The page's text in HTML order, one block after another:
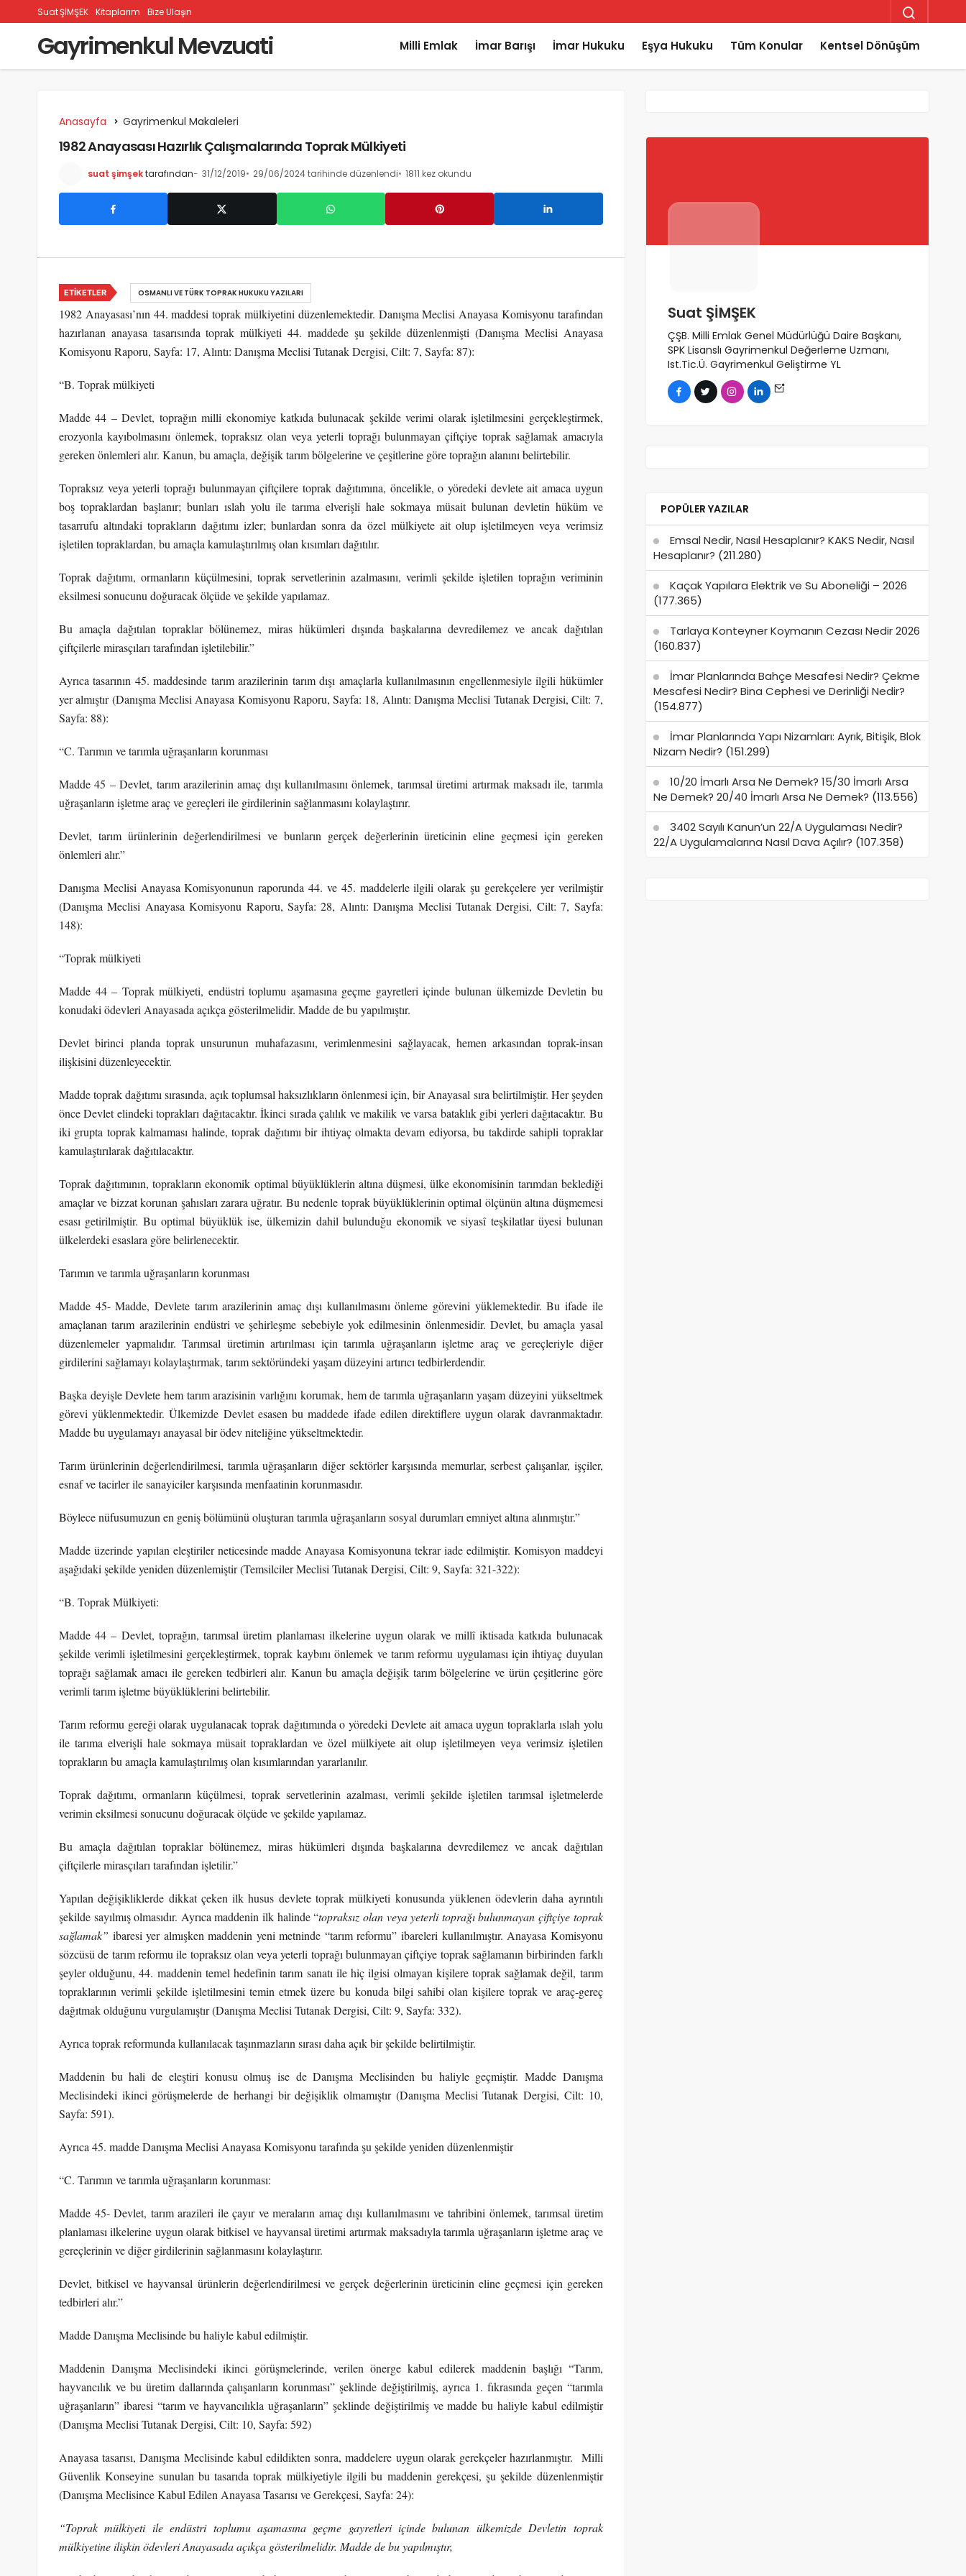
Suat ŞİMŞEK Kitaplarım Bize Ulaşın
Gayrimenkul Mevzuati Milli Emlak İmar Barışı İmar Hukuku Eşya Hukuku Tüm Konular Kentsel Dönüşüm
Anasayfa Gayrimenkul Makaleleri
1982 Anayasası Hazırlık Çalışmalarında Toprak Mülkiyeti
suat şimşektarafından 31/12/2019 29/06/2024 tarihinde düzenlendi 1811 kez okundu
1982 Anayasası’nın 44. maddesi toprak mülkiyetini düzenlemektedir. Danışma Meclisi Anayasa Komisyonu tarafından
hazırlanan anayasa tasarısında toprak mülkiyeti 44. maddede şu şekilde düzenlenmişti (Danışma Meclisi Anayasa
Komisyonu Raporu, Sayfa: 17, Alıntı: Danışma Meclisi Tutanak Dergisi, Cilt: 7, Sayfa: 87):
“B. Toprak mülkiyeti
Madde 44 – Devlet, toprağın milli ekonomiye katkıda bulunacak şekilde verimi olarak işletilmesini gerçekleştirmek,
erozyonla kayıbolmasını önlemek, topraksız olan veya yeterli toprağı bulunmayan çiftçiye toprak sağlamak amacıyla
gereken önlemleri alır. Kanun, bu amaçla, değişik tarım bölgelerine ve çeşitlerine göre toprağın alanını belirtebilir.
Topraksız veya yeterli toprağı bulunmayan çiftçilere toprak dağıtımına, öncelikle, o yöredeki devlete ait amaca uygun
boş topraklardan başlanır; bunları ıslah yolu ile tarıma elverişli hale sokmaya müsait bulunan devletin hüküm ve
tasarrufu altındaki toprakların dağıtımı izler; bunlardan sonra da özel mülkiyete ait olup işletilmeyen veya verimsiz
işletilen topraklardan, bu amaçla kamulaştırılmış olan kısımları dağıtılır.
Toprak dağıtımı, ormanların küçülmesini, toprak servetlerinin azalmasını, verimli şekilde işletilen toprağın veriminin
eksilmesi sonucunu doğuracak ölçüde ve şekilde yapılamaz.
Bu amaçla dağıtılan topraklar bölünemez, miras hükümleri dışında başkalarına devredilemez ve ancak dağıtılan
çiftçilerle mirasçıları tarafından işletilebilir.”
Ayrıca tasarının 45. maddesinde tarım arazilerinin tarım dışı amaçlarla kullanılmasının engellenmesiyle ilgili hükümler
yer almıştır (Danışma Meclisi Anayasa Komisyonu Raporu, Sayfa: 18, Alıntı: Danışma Meclisi Tutanak Dergisi, Cilt: 7,
Sayfa: 88):
“C. Tarımın ve tarımla uğraşanların korunması
Madde 45 – Devlet, tarım arazilerinin amaç dışı kullanılmasını önlemek, tarımsal üretimi artırmak maksadı ile, tarımla
uğraşanların işletme araç ve gereçleri ile girdilerinin sağlanmasını kolaylaştırır.
Devlet, tarım ürünlerinin değerlendirilmesi ve bunların gerçek değerlerinin üreticinin eline geçmesi için gereken
önlemleri alır.”
Danışma Meclisi Anayasa Komisyonunun raporunda 44. ve 45. maddelerle ilgili olarak şu gerekçelere yer verilmiştir
(Danışma Meclisi Anayasa Komisyonu Raporu, Sayfa: 28, Alıntı: Danışma Meclisi Tutanak Dergisi, Cilt: 7, Sayfa:
148):
“Toprak mülkiyeti
Madde 44 – Toprak mülkiyeti, endüstri toplumu aşamasına geçme gayretleri içinde bulunan ülkemizde Devletin bu
konudaki ödevleri Anayasada açıkça gösterilmelidir. Madde de bu yapılmıştır.
Devlet birinci planda toprak unsurunun muhafazasını, verimlenmesini sağlayacak, hemen arkasından toprak-insan
ilişkisini düzenleyecektir.
Madde toprak dağıtımı sırasında, açık toplumsal haksızlıkların önlenmesi için, bir Anayasal sıra belirtilmiştir. Her şeyden
önce Devlet elindeki toprakları dağıtacaktır. İkinci sırada çalılık ve makilik ve varsa bataklık gibi yerleri dağıtacaktır. Bu
iki grupta toprak kalmaması halinde, toprak dağıtımı bir ihtiyaç olmakta devam ediyorsa, bu takdirde sahipli topraklar
kamulaştırılarak dağıtılacaktır.
Toprak dağıtımının, toprakların ekonomik optimal büyüklüklerin altına düşmesi, ülke ekonomisinin tarımdan beklediği
amaçlar ve bizzat korunan şahısları zarara uğratır. Bu nedenle toprak büyüklüklerinin optimal ölçünün altına düşmemesi
esası getirilmiştir. Bu optimal büyüklük ise, ülkemizin dahil bulunduğu ekonomik ve siyasî teşkilatlar üyesi bulunan
ülkelerdeki esaslara göre belirlenecektir.
Tarımın ve tarımla uğraşanların korunması
Madde 45- Madde, Devlete tarım arazilerinin amaç dışı kullanılmasını önleme görevini yüklemektedir. Bu ifade ile
amaçlanan tarım arazilerinin endüstri ve şehirleşme sebebiyle yok edilmesinin önlenmesidir. Devlet, bu amaçla yasal
düzenlemeler yapmalıdır. Tarımsal üretimin artırılması için tarımla uğraşanların işletme araç ve gereçleriyle diğer
girdilerini sağlamayı kolaylaştırmak, tarım sektöründeki yaşam düzeyini artırıcı tedbirlerdendir.
Başka deyişle Devlete hem tarım arazisinin varlığını korumak, hem de tarımla uğraşanların yaşam düzeyini yükseltmek
görevi yüklenmektedir. Ülkemizde Devlet esasen bu maddede ifade edilen direktiflere uygun olarak davranmaktadır.
Madde bu uygulamayı anayasal bir ödev niteliğine yükseltmektedir.
Tarım ürünlerinin değerlendirilmesi, tarımla uğraşanların diğer sektörler karşısında memurlar, serbest çalışanlar, işçiler,
esnaf ve tacirler ile sanayiciler karşısında menfaatinin korunmasıdır.
Böylece nüfusumuzun en geniş bölümünü oluşturan tarımla uğraşanların sosyal durumları emniyet altına alınmıştır.”
Madde üzerinde yapılan eleştiriler neticesinde madde Anayasa Komisyonuna tekrar iade edilmiştir. Komisyon maddeyi
aşağıdaki şekilde yeniden düzenlemiştir (Temsilciler Meclisi Tutanak Dergisi, Cilt: 9, Sayfa: 321-322):
“B. Toprak Mülkiyeti:
Madde 44 – Devlet, toprağın, tarımsal üretim planlaması ilkelerine uygun olarak ve millî iktisada katkıda bulunacak
şekilde verimli işletilmesini gerçekleştirmek, toprak kaybını önlemek ve tarım reformu uygulaması için ihtiyaç duyulan
toprağı sağlamak amacı ile gereken tedbirleri alır. Kanun bu amaçla değişik tarım bölgelerine ve ürün çeşitlerine göre
verimli tarım işletme büyüklüklerini belirtebilir.
Tarım reformu gereği olarak uygulanacak toprak dağıtımında o yöredeki Devlete ait amaca uygun topraklarla ıslah yolu
ile tarıma elverişli hale sokmaya müsait topraklardan ve özel mülkiyete ait olup işletilmeyen veya verimsiz işletilen
toprakların bu amaçla kamulaştırılmış olan kısımlarından yararlanılır.
Toprak dağıtımı, ormanların küçülmesi, toprak servetlerinin azalması, verimli şekilde işletilen tarımsal işletmelerde
verimin eksilmesi sonucunu doğuracak ölçüde ve şekilde yapılamaz.
Bu amaçla dağıtılan topraklar bölünemez, miras hükümleri dışında başkalarına devredilemez ve ancak dağıtılan
çiftçilerle mirasçıları tarafından işletilir.”
Yapılan değişikliklerde dikkat çeken ilk husus devlete toprak mülkiyeti konusunda yüklenen ödevlerin daha ayrıntılı
şekilde sayılmış olmasıdır. Ayrıca maddenin ilk halinde “topraksız olan veya yeterli toprağı bulunmayan çiftçiye toprak
sağlamak” ibaresi yer almışken maddenin yeni metninde “tarım reformu” ibareleri kullanılmıştır. Anayasa Komisyonu
sözcüsü de tarım reformu ile topraksız olan veya yeterli toprağı bulunmayan çiftçiye toprak sağlamanın birbirinden farklı
şeyler olduğunu, 44. maddenin temel hedefinin tarım sanatı ile hiç ilgisi olmayan kişilere toprak sağlamak değil, tarım
topraklarının verimli şekilde işletilmesini temin etmek üzere bu konuda bilgi sahibi olan kişilere toprak ve araç-gereç
dağıtmak olduğunu vurgulamıştır (Danışma Meclisi Tutanak Dergisi, Cilt: 9, Sayfa: 332).
Ayrıca toprak reformunda kullanılacak taşınmazların sırası daha açık bir şekilde belirtilmiştir.
Maddenin bu hali de eleştiri konusu olmuş ise de Danışma Meclisinden bu haliyle geçmiştir. Madde Danışma
Meclisindeki ikinci görüşmelerde de herhangi bir değişiklik olmamıştır (Danışma Meclisi Tutanak Dergisi, Cilt: 10,
Sayfa: 591).
Ayrıca 45. madde Danışma Meclisi Anayasa Komisyonu tarafında şu şekilde yeniden düzenlenmiştir
“C. Tarımın ve tarımla uğraşanların korunması:
Madde 45- Devlet, tarım arazileri ile çayır ve meraların amaç dışı kullanılmasını ve tahribini önlemek, tarımsal üretim
planlaması ilkelerine uygun olarak bitkisel ve hayvansal üretimi artırmak maksadıyla tarımla uğraşanların işletme araç ve
gereçlerinin ve diğer girdilerinin sağlanmasını kolaylaştırır.
Devlet, bitkisel ve hayvansal ürünlerin değerlendirilmesi ve gerçek değerlerinin üreticinin eline geçmesi için gereken
tedbirleri alır.”
Madde Danışma Meclisinde bu haliyle kabul edilmiştir.
Maddenin Danışma Meclisindeki ikinci görüşmelerinde, verilen önerge kabul edilerek maddenin başlığı “Tarım,
hayvancılık ve bu üretim dallarında çalışanların korunması” şeklinde değiştirilmiş, ayrıca 1. fıkrasında geçen “tarımla
uğraşanların” ibaresi “tarım ve hayvancılıkla uğraşanların” şeklinde değiştirilmiş ve madde bu haliyle kabul edilmiştir
(Danışma Meclisi Tutanak Dergisi, Cilt: 10, Sayfa: 592)
Anayasa tasarısı, Danışma Meclisinde kabul edildikten sonra, maddelere uygun olarak gerekçeler hazırlanmıştır. Milli
Güvenlik Konseyine sunulan bu tasarıda toprak mülkiyetiyle ilgili bu maddenin gerekçesi, şu şekilde düzenlenmiştir
(Danışma Meclisince Kabul Edilen Anayasa Tasarısı ve Gerekçesi, Sayfa: 24):
“Toprak mülkiyeti ile endüstri toplumu aşamasına geçme gayretleri içinde bulunan ülkemizde Devletin toprak
mülkiyetine ilişkin ödevleri Anayasada açıkça gösterilmelidir. Madde de bu yapılmıştır,
ETIKETLER OSMANLI VE TÜRK TOPRAK HUKUKU YAZILARI
Suat ŞİMŞEK
ÇŞB. Milli Emlak Genel Müdürlüğü Daire Başkanı,
SPK Lisanslı Gayrimenkul Değerleme Uzmanı,
Ist.Tic.Ü. Gayrimenkul Geliştirme YL
POPÜLER YAZILAR
Emsal Nedir, Nasıl Hesaplanır? KAKS Nedir, Nasıl
Hesaplanır? (211.280)
Kaçak Yapılara Elektrik ve Su Aboneliği – 2026
(177.365)
Tarlaya Konteyner Koymanın Cezası Nedir 2026
(160.837)
İmar Planlarında Bahçe Mesafesi Nedir? Çekme
Mesafesi Nedir? Bina Cephesi ve Derinliği Nedir?
(154.877)
İmar Planlarında Yapı Nizamları: Ayrık, Bitişik, Blok
Nizam Nedir? (151.299)
10/20 İmarlı Arsa Ne Demek? 15/30 İmarlı Arsa
Ne Demek? 20/40 İmarlı Arsa Ne Demek? (113.556)
3402 Sayılı Kanun’un 22/A Uygulaması Nedir?
22/A Uygulamalarına Nasıl Dava Açılır? (107.358)